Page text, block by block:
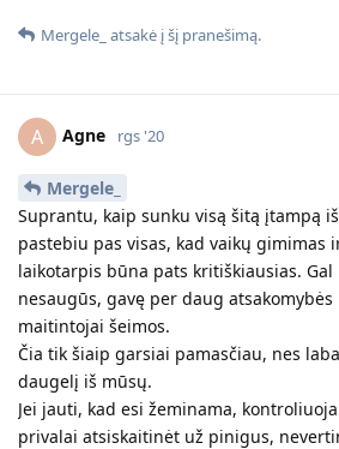
Mergele_ atsakė į šį pranešimą.
A Agne rgs '20
Mergele_
Suprantu, kaip sunku visą šitą įtampą
pastebiu pas visas, kad vaikų gimimas
laikotarpis būna pats kritiškiausias.
nesaugūs, gavę per daug
maitintojai šeimos.
Čia tik šiaip garsiai pamasčiau, nes
daugelį iš mūsų.
Jei jauti, kad esi žeminama,
privalai atsiskaitinėt už pinigus,